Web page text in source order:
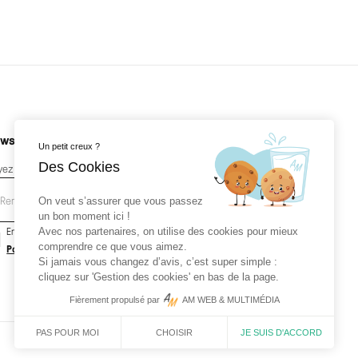
les premiers au courant de nos nouveautés
En soumettant votre email, vous acceptez la
Politique de confidentialitéainsi que lesMentions légales
Un petit creux ?
Des Cookies
On veut s’assurer que vous passez
un bon moment ici !
Avec nos partenaires, on utilise des cookies pour mieux
comprendre ce que vous aimez.
Si jamais vous changez d’avis, c’est super simple :
cliquez sur 'Gestion des cookies' en bas de la page.
Fièrement propulsé par AM WEB & MULTIMÉDIA
PAS POUR MOI CHOISIR JE SUIS D'ACCORD